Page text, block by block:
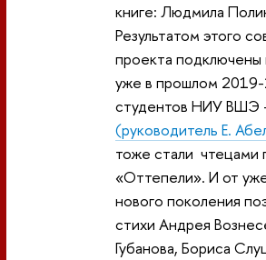
книге: Людмила
Результатом этого
проекта
уже в прошлом 2019-
студентов НИУ ВШЭ
(руководитель Е.
тоже стали чтецами
«Оттепели». И от
нового поколения
стихи Андрея
Губанова, Бориса